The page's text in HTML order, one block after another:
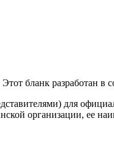
бланк разработан в
для
организации, ее